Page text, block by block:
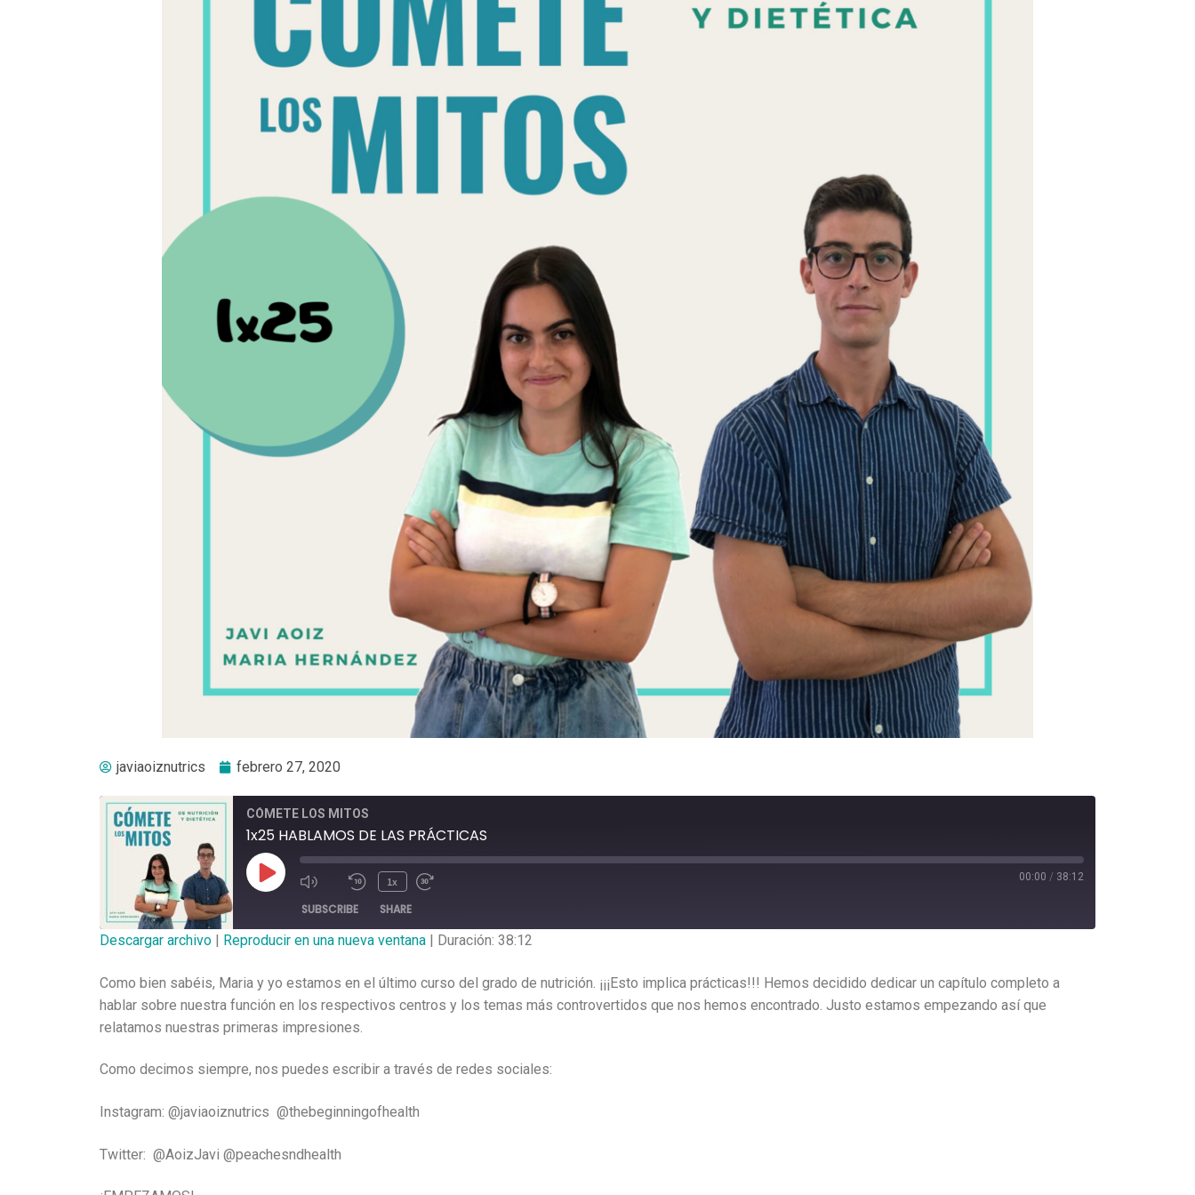
javiaoiznutrics febrero 27, 2020
CÓMETE LOS MITOS
1x25 HABLAMOS DE LAS PRÁCTICAS
1x 00:00 / 38:12
SUBSCRIBE SHARE
RSS FEED
LINK
Descargar archivo | Reproducir en una nueva ventana | Duración: 38:12
Como bien sabéis, Maria y yo estamos en el último curso del grado de nutrición. ¡¡¡Esto implica prácticas!!! Hemos decidido dedicar un capítulo completo a
hablar sobre nuestra función en los respectivos centros y los temas más controvertidos que nos hemos encontrado. Justo estamos empezando así que
relatamos nuestras primeras impresiones.
Como decimos siempre, nos puedes escribir a través de redes sociales:
Instagram: @javiaoiznutrics @thebeginningofhealth
Twitter: @AoizJavi @peachesndhealth